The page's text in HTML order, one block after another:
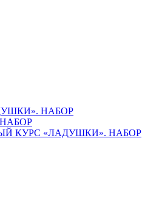
НАБОР
КУРС «ЛАДУШКИ». НАБОР